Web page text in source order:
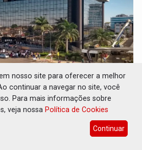
parabeniza servidores
incentivo com efeitos
de acompanhar de perto o
nosso site para oferecer a melhor
continuar a navegar no site, você
Para mais informações sobre
veja nossa Política de Cookies
Continuar